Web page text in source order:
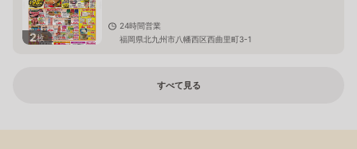
2枚
24時間営業
福岡県北九州市八幡西区西曲里町3-1
すべて見る